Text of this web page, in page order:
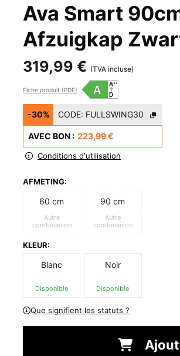
Ava Smart
Afzuigkap
319,99 € (TVA incluse)
Fiche produit (PDF)
-30% CODE: FULLSWING30
AVEC BON : 223,99 €
Conditions d'utilisation
AFMETING:
60 cm
Autre
combinaison
90 cm
Autre
combinaison
KLEUR:
Blanc
Disponible
Noir
Disponible
Que signifient les statuts ?